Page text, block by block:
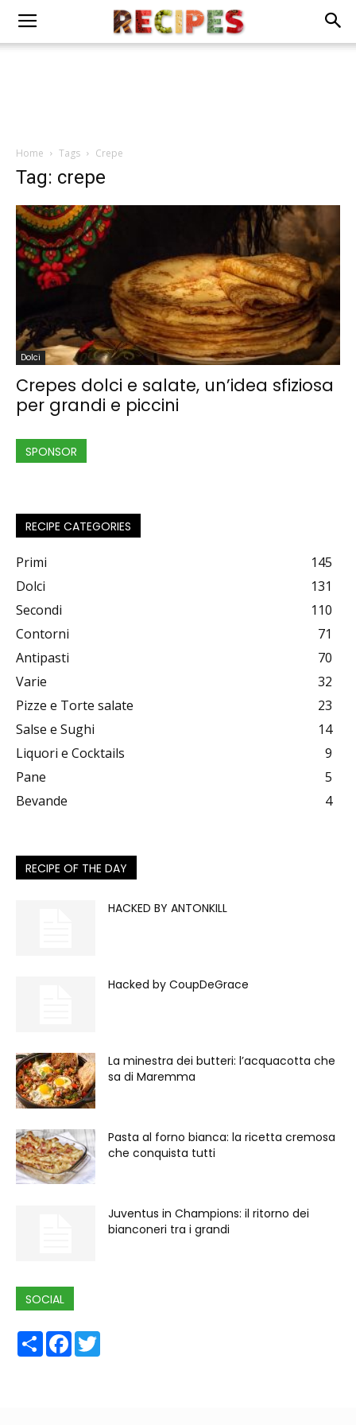
Home Tags Crepe
Tag: crepe
Dolci
Crepes dolci e salate, un’idea sfiziosa
per grandi e piccini
SPONSOR
RECIPE CATEGORIES
Primi
145
Dolci
131
Secondi
110
Contorni
71
Antipasti
70
Varie
32
Pizze e Torte salate
23
Salse e Sughi
14
Liquori e Cocktails
9
Pane
5
Bevande
4
RECIPE OF THE DAY
HACKED BY ANTONKILL
Hacked by CoupDeGrace
La minestra dei butteri: l’acquacotta che
sa di Maremma
Pasta al forno bianca: la ricetta cremosa
che conquista tutti
Juventus in Champions: il ritorno dei
bianconeri tra i grandi
SOCIAL
ShareFacebook